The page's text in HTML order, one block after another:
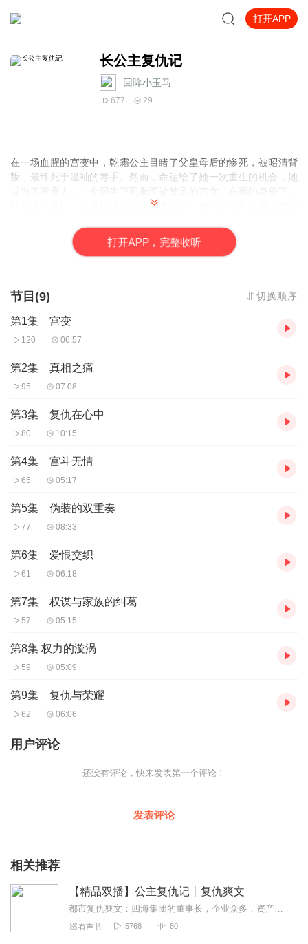
打开APP
长公主复仇记
回眸小玉马
677 29
在一场血腥的宫变中，乾霜公主目睹了父皇母后的惨死，被昭清背
叛，最终死于温袖的毒手。然而，命运给了她一次重生的机会，她
乾霜决心复仇，揭露昭清和温袖的真面目。她巧妙地利用自己的智
宫变中，成功推翻了昭清的统治，让自己的父亲登基为帝，自己也
重新成为了公主。在这场权力的游戏中，乾霜不仅要面对昭清的背
仇，为自己正名。
打开APP，完整收听
节目(9) 切换顺序
第1集 宫变
120 06:57
第2集 真相之痛
95 07:08
第3集 复仇在心中
80 10:15
第4集 宫斗无情
65 05:17
第5集 伪装的双重奏
77 08:33
第6集 爱恨交织
61 06:18
第7集 权谋与家族的纠葛
57 05:15
第8集 权力的漩涡
59 05:09
第9集 复仇与荣耀
62 06:06
用户评论
还没有评论，快来发表第一个评论！
发表评论
相关推荐
【精品双播】公主复仇记丨复仇爽文
都市复仇爽文：四海集团的董事长，企业众多，资产丰厚，本来还在市政协担任职务的。不过前几天，忽然病重。他深居简出，一切的事情都由妻子叶子枚打理，已经渐渐在人们的...
有声书 5768 80